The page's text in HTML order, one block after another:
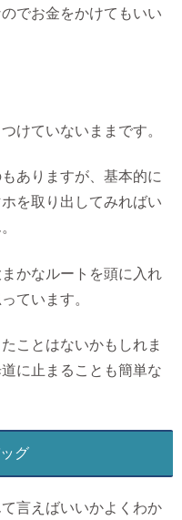
でお金をかけてもいい
けていないままです。
ありますが、基本的に
を取り出してみればい
かなルートを頭に入れ
ています。
ことはないかもしれま
に止まることも簡単な
グ
言えばいいかよくわか